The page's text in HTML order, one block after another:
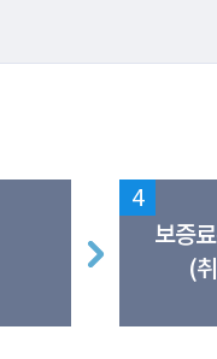
4
보증
(